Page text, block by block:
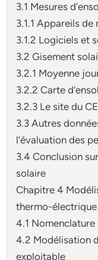
3.1 Mesures
3.1.1 Appareils
3.1.2 Logiciels et
3.2 Gisement
3.2.1 Moyenne
3.2.2 Carte
3.2.3 Le site du
3.3 Autres
l’évaluation des
3.4 Conclusion
solaire
Chapitre 4
thermo-électrique
4.1 Nomenclature
4.2 Modélisation
exploitable